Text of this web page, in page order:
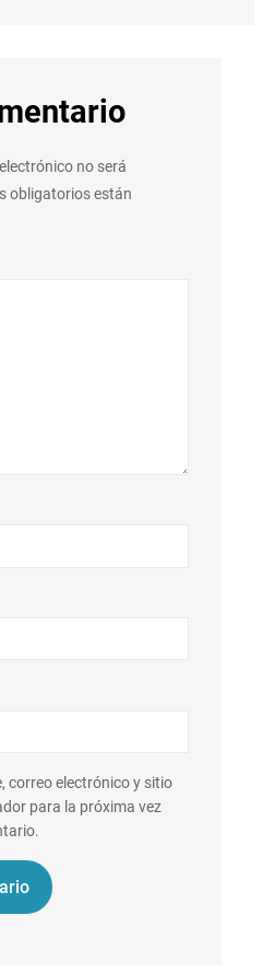
no será
obligatorios están
correo electrónico y sitio
para la próxima vez